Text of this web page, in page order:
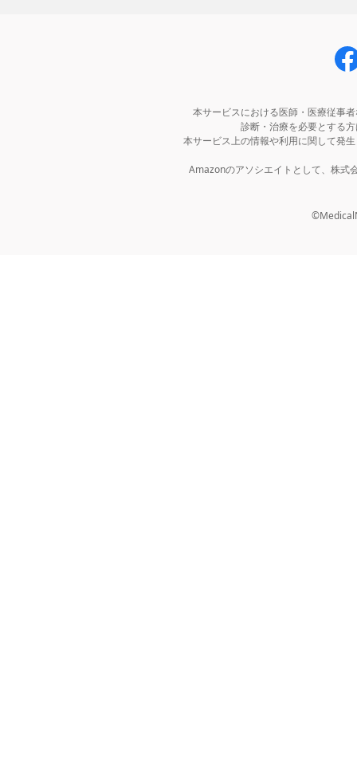
本サービスにおける医師・医療従事
診断・治療を必要とする
本サービス上の情報や利用に関して発
Amazonのアソシエイトとして、株式